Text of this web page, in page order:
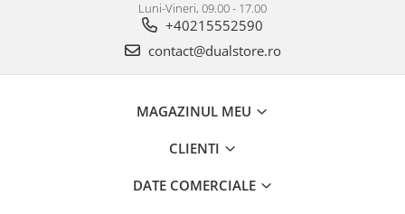
Luni-Vineri, 09.00 - 17.00
+40215552590
contact@dualstore.ro
MAGAZINUL MEU
CLIENTI
DATE COMERCIALE